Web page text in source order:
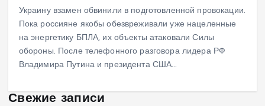
Украину взамен обвинили в подготовленной провокации.
Пока россияне якобы обезвреживали уже нацеленные
на энергетику БПЛА, их объекты атаковали Силы
обороны. После телефонного разговора лидера РФ
Владимира Путина и президента США…
Свежие записи